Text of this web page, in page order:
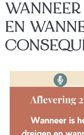
EN